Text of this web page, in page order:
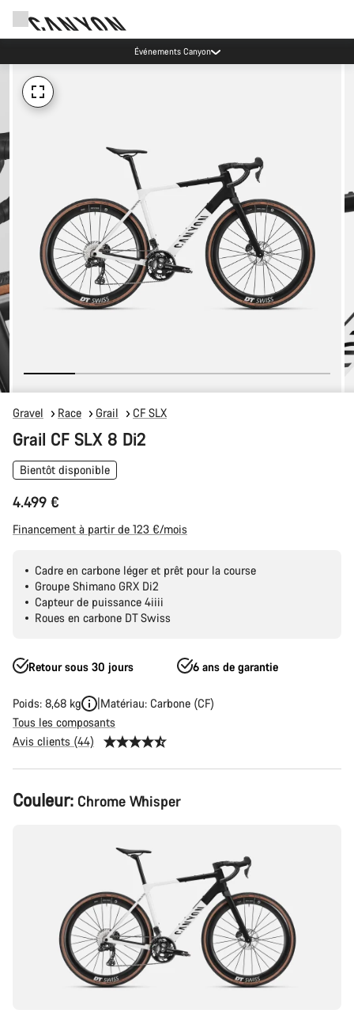
Événements Canyon
Gravel Race Grail CF SLX
Grail CF SLX 8 Di2
Bientôt disponible
4.499 €
Financement à partir de 123 €/mois
Cadre en carbone léger et prêt pour la course
Groupe Shimano GRX Di2
Capteur de puissance 4iiii
Roues en carbone DT Swiss
Retour sous 30 jours 6 ans de garantie
Poids: 8,68 kg
Matériau: Carbone (CF)
Tous les composants
Avis clients (44)
Configuration
du
Couleur: Chrome Whisper